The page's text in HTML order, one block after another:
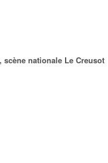
scène nationale Le Creusot